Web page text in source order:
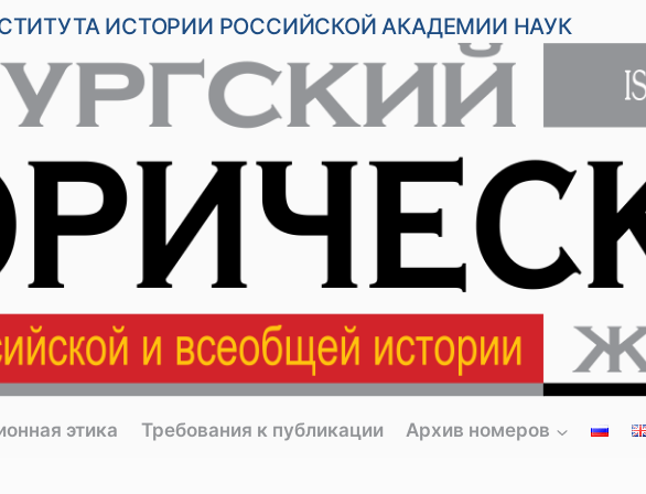
ИСТОРИИ РОССИЙСКОЙ АКАДЕМИИ НАУК
этика Требования к публикации Архив номеров